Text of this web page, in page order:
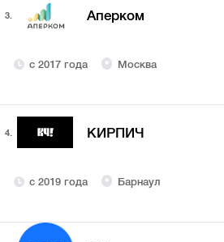
3. Аперком
с 2017 года Москва
4. КИРПИЧ
с 2019 года Барнаул